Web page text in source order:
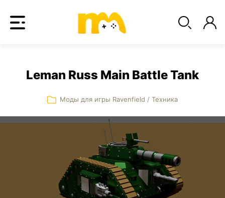
Leman Russ Main Battle Tank
Моды для игры Ravenfield / Техника